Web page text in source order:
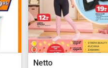
POLOmarket